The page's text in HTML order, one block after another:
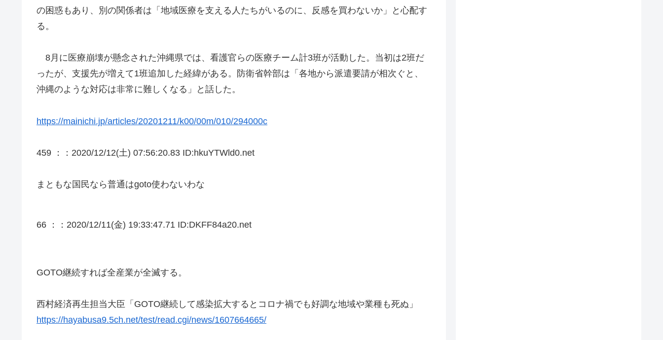
の困惑もあり、別の関係者は「地域医療を支える人たちがいるのに、反感を買わないか」と心配す
る。
8月に医療崩壊が懸念された沖縄県では、看護官らの医療チーム計3班が活動した。当初は2班だ
ったが、支援先が増えて1班追加した経緯がある。防衛省幹部は「各地から派遣要請が相次ぐと、
沖縄のような対応は非常に難しくなる」と話した。
https://mainichi.jp/articles/20201211/k00/00m/010/294000c
459 ： ：2020/12/12(土) 07:56:20.83 ID:hkuYTWld0.net
まともな国民なら普通はgoto使わないわな
66 ： ：2020/12/11(金) 19:33:47.71 ID:DKFF84a20.net
GOTO継続すれば全産業が全滅する。
西村経済再生担当大臣「GOTO継続して感染拡大するとコロナ禍でも好調な地域や業種も死ぬ」
https://hayabusa9.5ch.net/test/read.cgi/news/1607664665/